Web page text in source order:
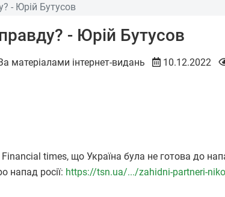
- Юрій Бутусов
- Юрій Бутусов
матеріалами інтернет-видань 10.12.2022
times, що Україна була не готова до
напад росії: https://tsn.ua/.../zahidni-partneri-